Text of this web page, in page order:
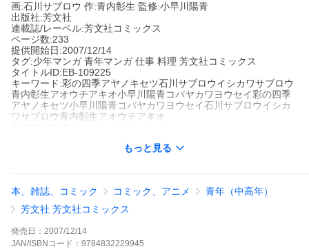
画:石川サブロウ 作:青内彰生 監修:小早川陽青
出版社:芳文社
連載誌/レーベル:芳文社コミックス
ページ数:233
提供開始日:2007/12/14
タグ:少年マンガ 青年マンガ 仕事 料理 芳文社コミックス
タイトルID:EB-109225
キーワード:彩の四季アヤノキセツ石川サブロウイシカワサブロウ
青内彰生アオウチアキオ小早川陽青コバヤカワヨウセイ彩の四季
アヤノキセツ小早川陽青コバヤカワヨウセイ石川サブロウイシカ
ワサブロウ青内彰生アオウチアキオ
石川サブロウ
良いも悪いも、何かと噂が絶えないフードコーディネーター・如
月彩。彼女の元にくる依頼はどれも一筋縄ではいかないものばか
り。そんな依頼にあっと驚く方法で解決してみせる、話題の料理
奮戦ドラマ!!
彩の四季の作品をもっと見る
もっと見る
本、雑誌、コミック コミック、アニメ
青年（中高年）
芳文社 芳文社コミックス
発売日： 2007/12/14
JAN/ISBNコード： 9784832229945